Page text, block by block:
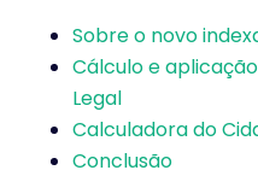
Sobre o novo
Cálculo e
Legal
Calculadora do
Conclusão